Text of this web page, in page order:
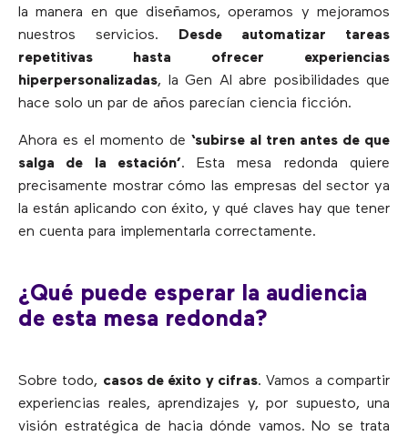
la manera en que diseñamos, operamos y mejoramos
nuestros servicios.
Desde
automatizar tareas
repetitivas hasta ofrecer experiencias
hiperpersonalizadas, la Gen AI abre posibilidades que
hace solo un par de años parecían ciencia ficción.
Ahora es el momento de ‘subirse al tren antes de que
salga de la estación’. Esta mesa redonda quiere
precisamente mostrar cómo las empresas del sector ya
la están aplicando con éxito, y qué claves hay que tener
en cuenta para implementarla correctamente.
¿Qué puede esperar la audiencia
de esta mesa redonda?
Sobre todo, casos de éxito y cifras. Vamos a compartir
experiencias reales, aprendizajes y, por supuesto, una
visión estratégica de hacia dónde vamos. No se trata